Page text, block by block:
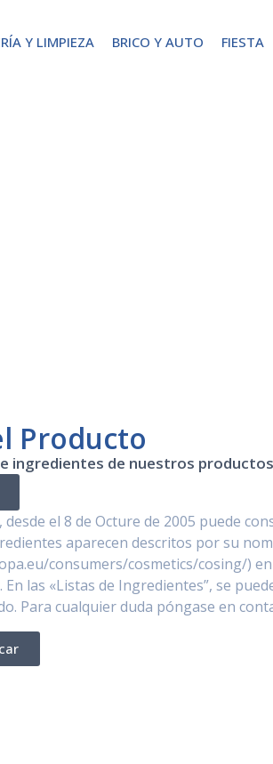
Y LIMPIEZA BRICO Y AUTO FIESTA
Producto
ingredientes de nuestros
el 8 de Octure de 2005 puede
aparecen descritos por su
consumers/cosmetics/cosing/)
las «Listas de Ingredientes”, se
Para cualquier duda póngase en